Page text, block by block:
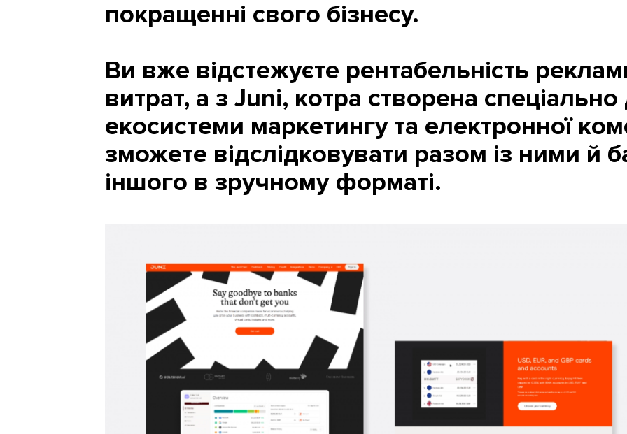
покращенні свого бізнесу.
Ви вже відстежуєте рентабельність
витрат, а з Juni, котра створена
екосистеми маркетингу та електронної
зможете відслідковувати разом із ними й
іншого в зручному форматі.